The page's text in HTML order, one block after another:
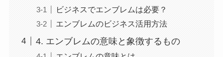
ビジネスでエンブレムは必要？
エンブレムのビジネス活用方法
4. エンブレムの意味と象徴するもの